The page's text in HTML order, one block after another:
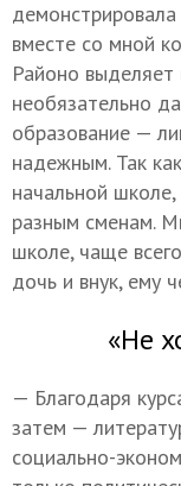
вместе со мной
Районо выделяет
необязательно
образование —
надежным. Так
начальной
разным сменам.
школе, чаще
дочь и внук, ему
«Не
— Благодаря
затем —
социально-